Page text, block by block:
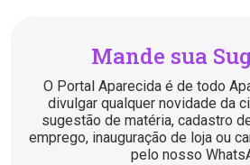
Mande sua
O Portal Aparecida é de todo
divulgar qualquer novidade da
sugestão de matéria, cadastro
emprego, inauguração de loja ou
pelo nosso